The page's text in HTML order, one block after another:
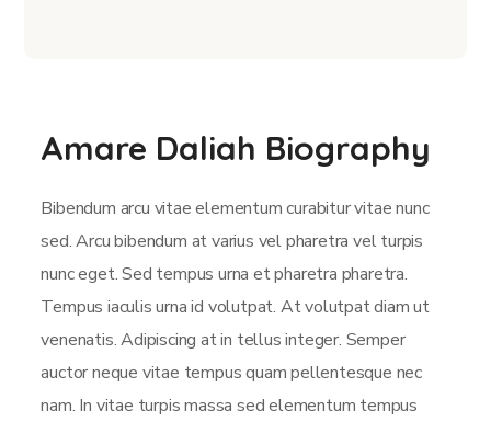
Amare Daliah Biography
Bibendum arcu vitae elementum curabitur vitae nunc
sed. Arcu bibendum at varius vel pharetra vel turpis
nunc eget. Sed tempus urna et pharetra pharetra.
Tempus iaculis urna id volutpat. At volutpat diam ut
venenatis. Adipiscing at in tellus integer. Semper
auctor neque vitae tempus quam pellentesque nec
nam. In vitae turpis massa sed elementum tempus